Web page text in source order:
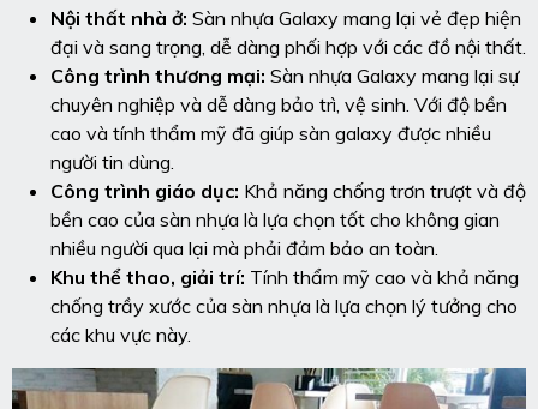
Nội thất nhà ở: Sàn nhựa Galaxy mang lại vẻ đẹp hiện
đại và sang trọng, dễ dàng phối hợp với các đồ nội thất.
Công trình thương mại: Sàn nhựa Galaxy mang lại sự
chuyên nghiệp và dễ dàng bảo trì, vệ sinh. Với độ bền
cao và tính thẩm mỹ đã giúp sàn galaxy được nhiều
người tin dùng.
Công trình giáo dục: Khả năng chống trơn trượt và độ
bền cao của sàn nhựa là lựa chọn tốt cho không gian
nhiều người qua lại mà phải đảm bảo an toàn.
Khu thể thao, giải trí: Tính thẩm mỹ cao và khả năng
chống trầy xước của sàn nhựa là lựa chọn lý tưởng cho
các khu vực này.